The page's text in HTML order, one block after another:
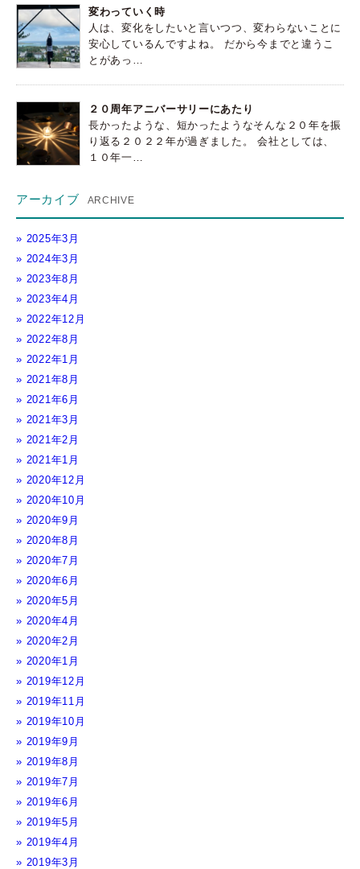
変わっていく時
人は、変化をしたいと言いつつ、変わらないことに
安心しているんですよね。 だから今までと違うこ
とがあっ…
２０周年アニバーサリーにあたり
長かったような、短かったようなそんな２０年を振
り返る２０２２年が過ぎました。 会社としては、
１０年一…
アーカイブ
2025年3月
2024年3月
2023年8月
2023年4月
2022年12月
2022年8月
2022年1月
2021年8月
2021年6月
2021年3月
2021年2月
2021年1月
2020年12月
2020年10月
2020年9月
2020年8月
2020年7月
2020年6月
2020年5月
2020年4月
2020年2月
2020年1月
2019年12月
2019年11月
2019年10月
2019年9月
2019年8月
2019年7月
2019年6月
2019年5月
2019年4月
2019年3月